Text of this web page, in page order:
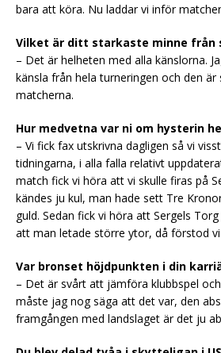
bara att köra. Nu laddar vi inför
Vilket är ditt starkaste minne från
– Det är helheten med alla känslorna.
känsla från hela turneringen och den är
matcherna.
Hur medvetna var ni om hysterin
– Vi fick fax utskrivna dagligen så vi
tidningarna, i alla falla relativt
match fick vi höra att vi skulle firas på
kändes ju kul, man hade sett Tre
guld. Sedan fick vi höra att Sergels
att man letade större ytor, då förstod
Var bronset höjdpunkten i din
– Det är svårt att jämföra klubbspel
måste jag nog säga att det var, den
framgången med landslaget är det ju